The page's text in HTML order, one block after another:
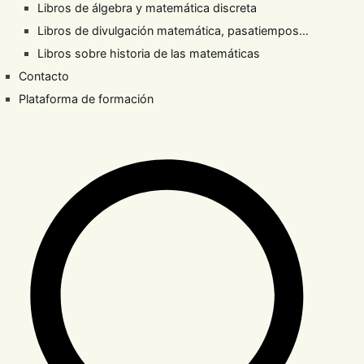
Libros de álgebra y matemática discreta
Libros de divulgación matemática, pasatiempos…
Libros sobre historia de las matemáticas
Contacto
Plataforma de formación